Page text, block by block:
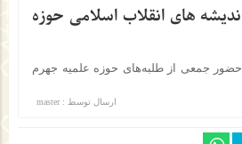
اندیشه های انقلاب اسلامی حوزه
حضور جمعی از طلبه‌های حوزه علميه جهرم
ارسال توسط :master